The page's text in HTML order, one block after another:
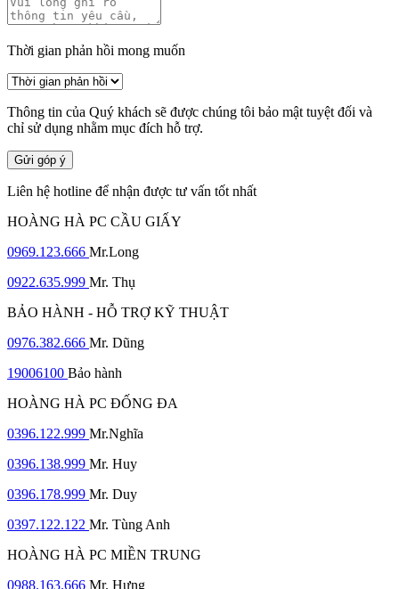
Thời gian phản hồi mong muốn
Thông tin của Quý khách sẽ được chúng tôi bảo mật tuyệt đối và
chỉ sử dụng nhằm mục đích hỗ trợ.
Gửi góp ý
Liên hệ hotline để nhận được tư vấn tốt nhất
HOÀNG HÀ PC CẦU GIẤY
0969.123.666 Mr.Long
0922.635.999 Mr. Thụ
BẢO HÀNH - HỖ TRỢ KỸ THUẬT
0976.382.666 Mr. Dũng
19006100 Bảo hành
HOÀNG HÀ PC ĐỐNG ĐA
0396.122.999 Mr.Nghĩa
0396.138.999 Mr. Huy
0396.178.999 Mr. Duy
0397.122.122 Mr. Tùng Anh
HOÀNG HÀ PC MIỀN TRUNG
0988.163.666 Mr. Hưng